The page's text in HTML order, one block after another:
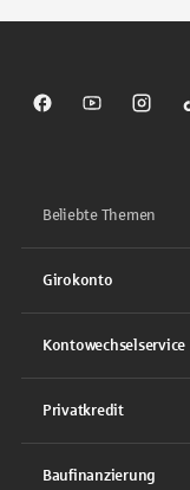
Sparkasse auf
Sparkasse
Beliebte Themen
Girokonto
Kontowechselservice
Privatkredit
Baufinanzierung